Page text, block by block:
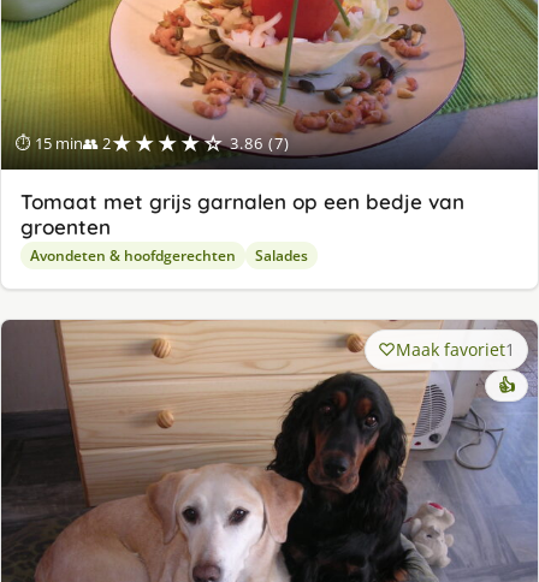
⏱ 15 min👥 2★★★★☆ 3.86 (7)
Tomaat met grijs garnalen op een bedje van
groenten
Avondeten & hoofdgerechten Salades
Maak favoriet1
👍